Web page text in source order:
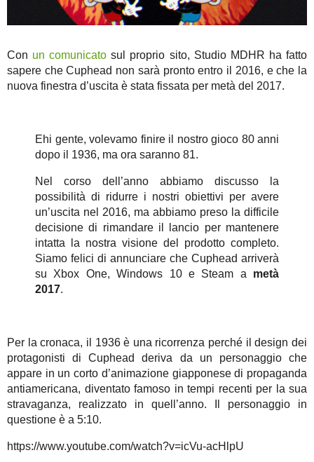
Con un comunicato sul proprio sito, Studio MDHR ha fatto
sapere che Cuphead non sarà pronto entro il 2016, e che la
nuova finestra d’uscita è stata fissata per metà del 2017.
Ehi gente, volevamo finire il nostro gioco 80 anni
dopo il 1936, ma ora saranno 81.
Nel corso dell’anno abbiamo discusso la
possibilità di ridurre i nostri obiettivi per avere
un’uscita nel 2016, ma abbiamo preso la difficile
decisione di rimandare il lancio per mantenere
intatta la nostra visione del prodotto completo.
Siamo felici di annunciare che Cuphead arriverà
su Xbox One, Windows 10 e Steam a metà
2017.
Per la cronaca, il 1936 è una ricorrenza perché il design dei
protagonisti di Cuphead deriva da un personaggio che
appare in un corto d’animazione giapponese di propaganda
antiamericana, diventato famoso in tempi recenti per la sua
stravaganza, realizzato in quell’anno. Il personaggio in
questione è a 5:10.
https://www.youtube.com/watch?v=icVu-acHlpU